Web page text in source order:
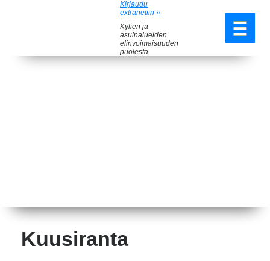
Kirjaudu
extranetiin »
Kylien ja
asuinalueiden
elinvoimaisuuden
puolesta
Kuusiranta